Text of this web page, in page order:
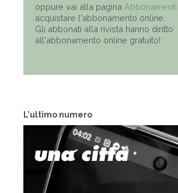
L'ultimo numero
oppure vai alla pagina Abbonamenti
acquistare l'abbonamento online.
Gli abbonati alla rivista hanno diritto
all'abbonamento online gratuito!